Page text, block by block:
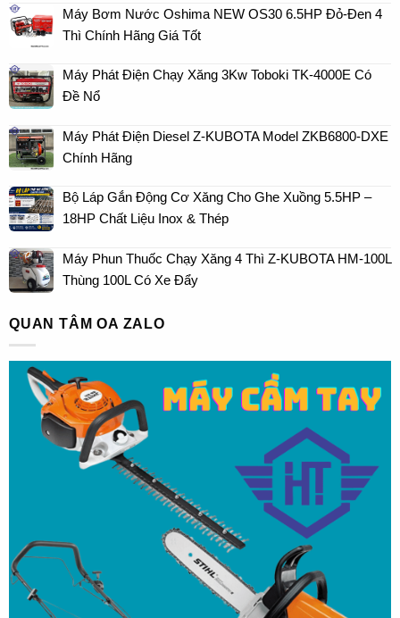
Máy Bơm Nước Oshima NEW OS30 6.5HP Đỏ-Đen 4
Thì Chính Hãng Giá Tốt
Máy Phát Điện Chạy Xăng 3Kw Toboki TK-4000E Có
Đề Nổ
Máy Phát Điện Diesel Z-KUBOTA Model ZKB6800-DXE
Chính Hãng
Bộ Láp Gắn Động Cơ Xăng Cho Ghe Xuồng 5.5HP –
18HP Chất Liệu Inox & Thép
Máy Phun Thuốc Chạy Xăng 4 Thì Z-KUBOTA HM-100L
Thùng 100L Có Xe Đẩy
QUAN TÂM OA ZALO